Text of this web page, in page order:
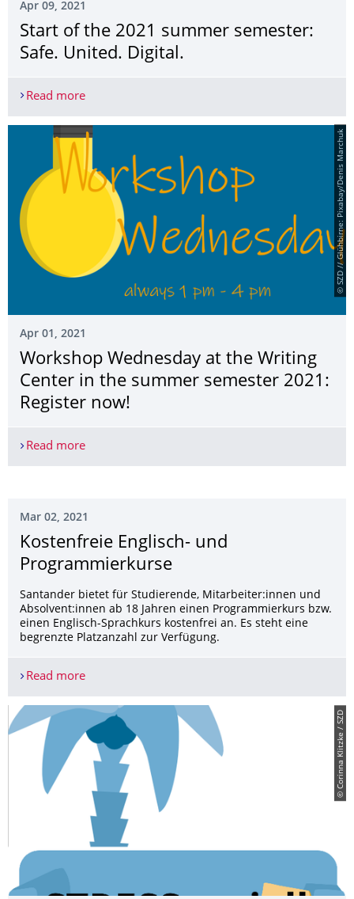
Apr 09, 2021
Start of the 2021 summer semester:
Safe. United. Digital.
Read moreStart of the 2021 summer semester: Safe.
© SZD // Glühbirne: Pixabay/Denis Marchuk
Apr 01, 2021
Workshop Wednesday at the Writing
Center in the summer semester 2021:
Register now!
Read moreWorkshop Wednesday at the Writing Center in
Mar 02, 2021
Kostenfreie Englisch- und
Programmierkurse
Santander bietet für Studierende, Mitarbeiter:innen und
Absolvent:innen ab 18 Jahren einen Programmierkurs bzw.
einen Englisch-Sprachkurs kostenfrei an. Es steht eine
begrenzte Platzanzahl zur Verfügung.
Read moreKostenfreie Englisch- und Programmierkurse
© Corinna Klitzke / SZD